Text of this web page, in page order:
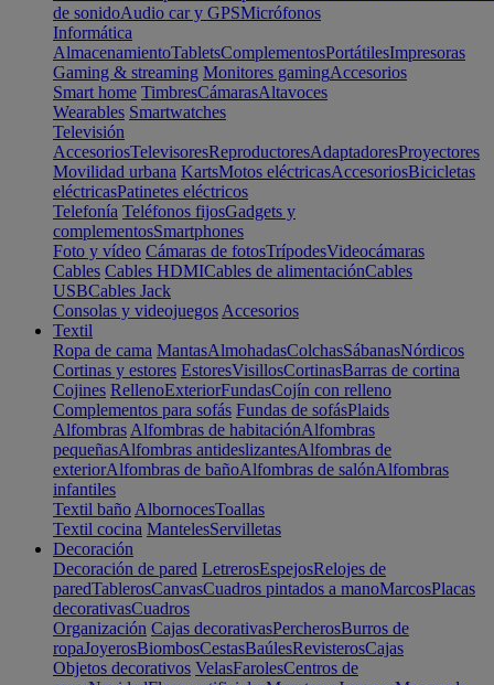
de sonidoAudio car y GPSMicrófonos
Informática
AlmacenamientoTabletsComplementosPortátilesImpresoras
Gaming & streaming Monitores gamingAccesorios
Smart home TimbresCámarasAltavoces
Wearables Smartwatches
Televisión
AccesoriosTelevisoresReproductoresAdaptadoresProyectores
Movilidad urbana KartsMotos eléctricasAccesoriosBicicletas
eléctricasPatinetes eléctricos
Telefonía Teléfonos fijosGadgets y
complementosSmartphones
Foto y vídeo Cámaras de fotosTrípodesVideocámaras
Cables Cables HDMICables de alimentaciónCables
USBCables Jack
Consolas y videojuegos Accesorios
Textil
Ropa de cama MantasAlmohadasColchasSábanasNórdicos
Cortinas y estores EstoresVisillosCortinasBarras de cortina
Cojines RellenoExteriorFundasCojín con relleno
Complementos para sofás Fundas de sofásPlaids
Alfombras Alfombras de habitaciónAlfombras
pequeñasAlfombras antideslizantesAlfombras de
exteriorAlfombras de bañoAlfombras de salónAlfombras
infantiles
Textil baño AlbornocesToallas
Textil cocina MantelesServilletas
Decoración
Decoración de pared LetrerosEspejosRelojes de
paredTablerosCanvasCuadros pintados a manoMarcosPlacas
decorativasCuadros
Organización Cajas decorativasPercherosBurros de
ropaJoyerosBiombosCestasBaúlesRevisterosCajas
Objetos decorativos VelasFarolesCentros de